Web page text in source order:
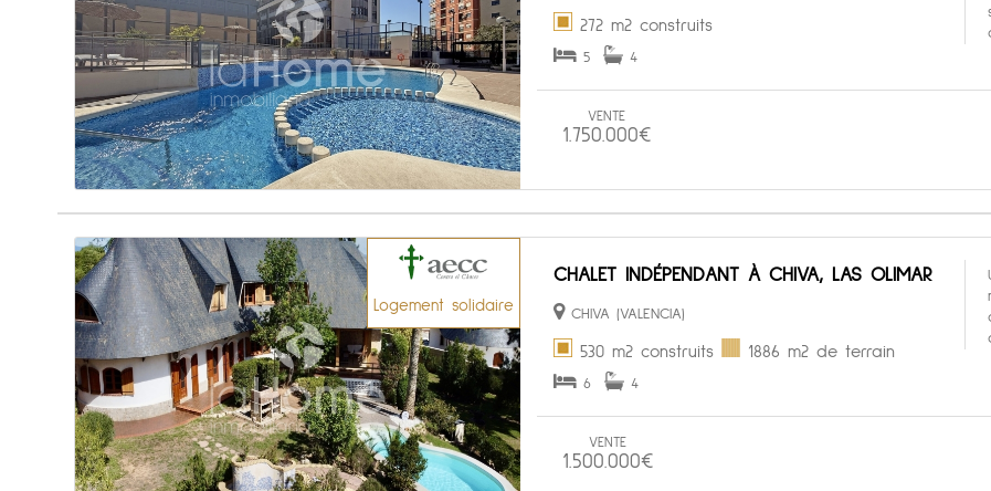
272 m2 construits
5 4
VENTE
1.750.000€
Logement solidaire
CHALET INDÉPENDANT À CHIVA, LAS OLIMAR
CHIVA (VALENCIA)
530 m2 construits 1886 m2 de terrain
6 4
VENTE
1.500.000€